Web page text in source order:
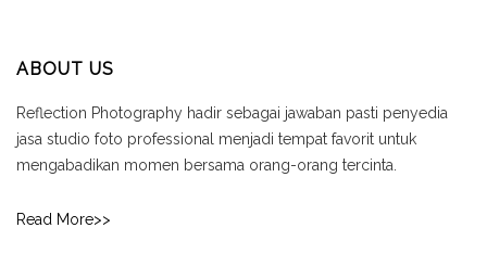
ABOUT US
Reflection Photography hadir sebagai jawaban pasti penyedia
jasa studio foto professional menjadi tempat favorit untuk
mengabadikan momen bersama orang-orang tercinta.
Read More>>